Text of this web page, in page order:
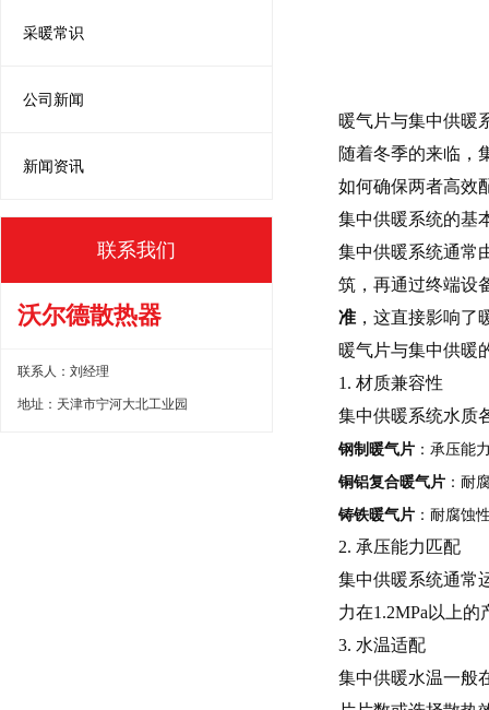
采暖常识
公司新闻
新闻资讯
联系我们
沃尔德散热器
联系人：刘经理
地址：天津市宁河大北工业园
暖气片与集中供暖
随着冬季的来临，
如何确保两者高效
集中供暖系统的基
集中供暖系统通常
筑，再通过终端设
准 ，这直接影响了
暖气片与集中供暖
1. 材质兼容性
集中供暖系统水质
钢制暖气片 ：承压能
铜铝复合暖气片 ：耐
铸铁暖气片 ：耐腐蚀
2. 承压能力匹配
集中供暖系统通常
力在1.2MPa以上
3. 水温适配
集中供暖水温一般